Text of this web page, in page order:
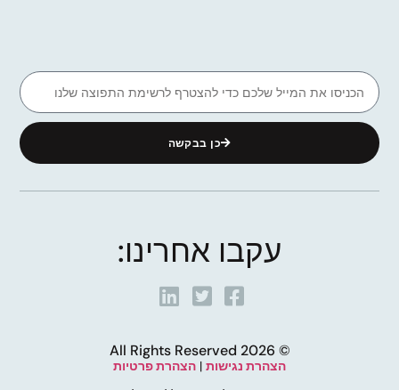
כן בבקשה
עקבו אחרינו:
© 2026 All Rights Reserved
הצהרת נגישות | הצהרת פרטיות